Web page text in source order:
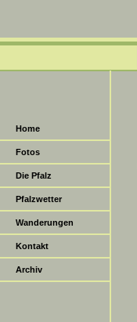
Home
Fotos
Die Pfalz
Pfalzwetter
Wanderungen
Kontakt
Archiv